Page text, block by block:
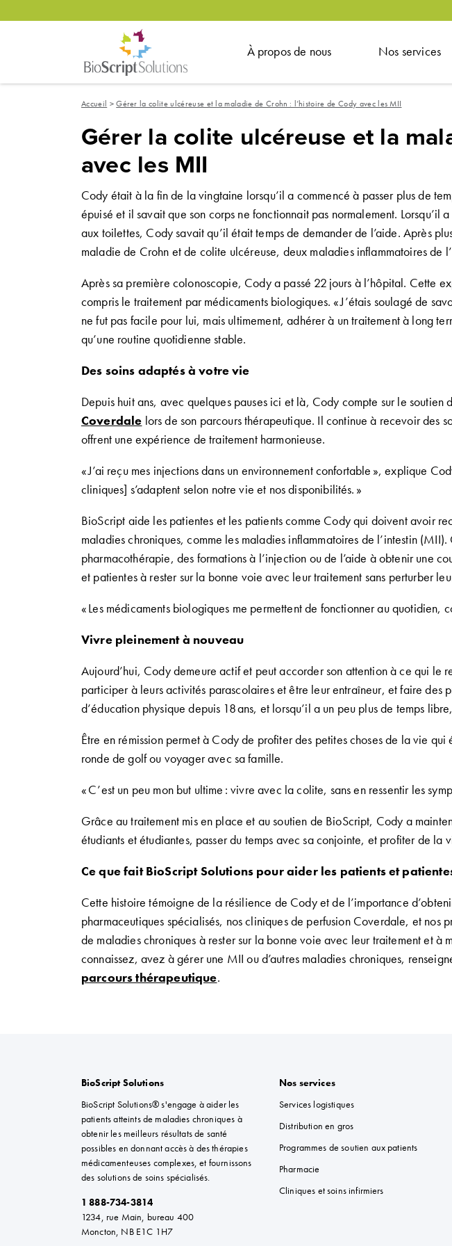
À propos de nous Nos services
Accueil >Gérer la colite ulcéreuse et la maladie de Crohn : l’histoire de Cody avec les MII
Gérer la colite ulcéreuse et la
avec les MII
Cody était à la fin de la vingtaine lorsqu’il a commencéà passer plus de
épuisé et il savait que son corps ne fonctionnait pas normalement. Lorsqu’il
aux toilettes, Codysavait qu’il était temps de demander de l’aide. Après
maladie de Crohn et de colite ulcéreuse, deux maladies inflammatoires de
Après sa première colonoscopie, Codya passé 22 jours à l’hôpital. Cette
compris le traitement par médicaments biologiques.« J’étais soulagé de
ne fut pas facile pour lui, mais ultimement,adhérer à untraitement à long
qu’une routine quotidienne stable.
Des soins adaptés à votre vie
Depuis huit ans, avec quelques pauses ici et là, Cody compte sur le soutien
Coverdale lors de son parcours thérapeutique. Il continue à recevoir des
offrent une expérience de traitement harmonieuse.
«J’ai reçu mes injections dans un environnement confortable », explique
cliniques] s’adaptent selon notre vie et nos disponibilités. »
BioScript aide les patientes et les patientscomme Codyqui doivent avoir
maladies chroniques,comme les maladies inflammatoires de l’intestin(MII).
pharmacothérapie, des formationsà l’injection oude l’aide à obtenir une
et patientesà rester sur la bonne voie avec leur traitement sans perturber
«Les médicaments biologiques me permettentde fonctionner au quotidien,
Vivre pleinement à nouveau
Aujourd’hui, Codydemeure actif et peut accorder son attention à ce qui le
participer à leurs activités parascolaireset être leur entraîneur, et faire des
d’éducation physique depuis 18ans, et lorsqu’il a un peu plus de temps libre,
Être en rémissionpermet à Cody de profiterdes petites choses de la vie
ronde degolfou voyager avec sa famille.
«C’est un peu mon but ultime : vivre avec la colite, sans en ressentir les
Grâce au traitement misen place et ausoutien de BioScript, Cody a
étudiants et étudiantes, passer du temps avec sa conjointe, et profiter de la
Ce que fait BioScriptSolutions pour aiderles patients et
Cette histoire témoigne de la résilience de Codyet de l’importance
pharmaceutiques spécialisés, nos cliniques de perfusion Coverdale, et nos
de maladies chroniques à rester sur la bonne voie avec leur traitementet à
connaissez, avez à gérerune MII ou d’autres maladies chroniques,
parcours thérapeutique.
BioScript Solutions
BioScript Solutions® s'engage à aider les
patients atteints de maladies chroniques à
obtenir les meilleurs résultats de santé
possibles en donnant accès à des thérapies
médicamenteuses complexes, et fournissons
des solutions de soins spécialisés.
1 888-734-3814
1234, rue Main, bureau 400
Moncton, NB E1C 1H7
Nos services
Services logistiques
Distribution en gros
Programmes de soutien aux patients
Pharmacie
Cliniques et soins infirmiers